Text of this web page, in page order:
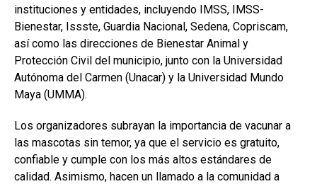
instituciones y entidades, incluyendo IMSS, IMSS-
Bienestar, Issste, Guardia Nacional, Sedena, Copriscam,
así como las direcciones de Bienestar Animal y
Protección Civil del municipio, junto con la Universidad
Autónoma del Carmen (Unacar) y la Universidad Mundo
Maya (UMMA).
Los organizadores subrayan la importancia de vacunar a
las mascotas sin temor, ya que el servicio es gratuito,
confiable y cumple con los más altos estándares de
calidad. Asimismo, hacen un llamado a la comunidad a